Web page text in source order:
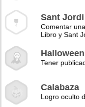
Sant Jordi
Comentar
Libro y Sant
Halloween
Tener
Calabaza
Logro oculto